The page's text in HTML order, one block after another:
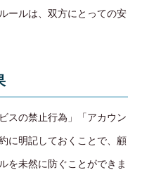
ールは、双方にとっての安
スの禁止行為」「アカウン
に明記しておくことで、顧
を未然に防ぐことができま